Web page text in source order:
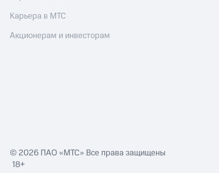
Карьера в МТС
Акционерам и инвесторам
© 2026 ПАО «МТС» Все права защищены
18+